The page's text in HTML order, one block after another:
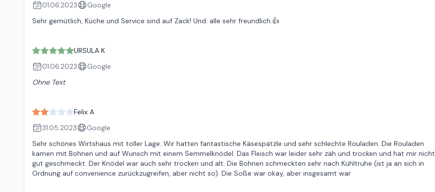
01.06.2023
Google
Sehr gemütlich, Küche und Service sind auf Zack! Und: alle sehr freundlich.👍
URSULA K
01.06.2023
Google
Ohne Text
Felix A
31.05.2023
Google
Sehr schönes Wirtshaus mit toller Lage. Wir hatten fantastische Käsespätzle und sehr schlechte Rouladen. Die Rouladen
kamen mit Bohnen und auf Wunsch mit einem Semmelknödel. Das Fleisch war leider sehr zäh und trocken und hat mir nicht
gut geschmeckt. Der Knödel war auch sehr trocken und alt. Die Bohnen schmeckten sehr nach Kühltruhe (ist ja an sich in
Ordnung auf convenience zurückzugreifen, aber nicht so). Die Soße war okay, aber insgesamt war